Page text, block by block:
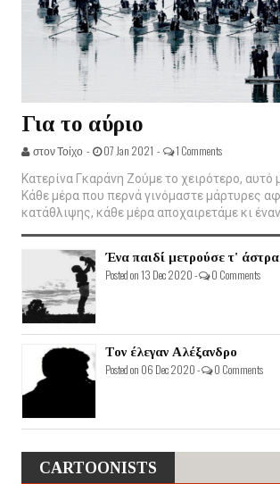
Για το αύριο
στον Τοίχο - 07 Jan 2021 - 1 Comments
Κατερίνα Γκαράνη Ζούμε το χειρότερο, αυτό
Κάθε μέρα που περνά γινόμαστε μάρτυρες
κατάθλιψης, κάθε μέρα αποχαιρετάμε κι
Ένα παιδί μετρούσε τ' άστρα
Posted on 13 Dec 2020 - 0 Comments
Τον έλεγαν Αλέξανδρο
Posted on 06 Dec 2020 - 0 Comments
CARTOONISTS